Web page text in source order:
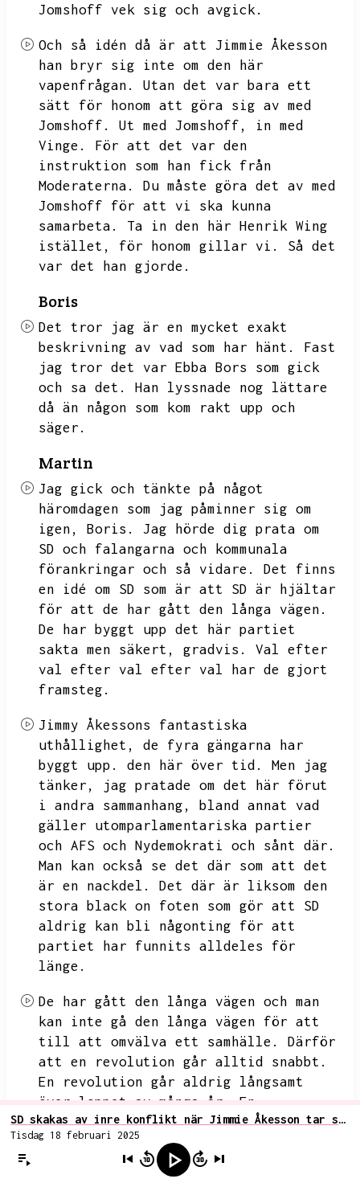
Jomshoff vek sig och avgick.
Och så idén då är att Jimmie Åkesson
han bryr sig inte om den här
vapenfrågan.
Utan det var bara ett
sätt för honom att göra sig av med
Jomshoff.
Ut med Jomshoff,
in med
Vinge.
För att det var den
instruktion som han fick från
Moderaterna.
Du måste göra det av med
Jomshoff för att vi ska kunna
samarbeta.
Ta in den här Henrik Wing
istället,
för honom gillar vi.
Så det
var det han gjorde.
Boris
Det tror jag är en mycket exakt
beskrivning av vad som har hänt.
Fast
jag tror det var Ebba Bors som gick
och sa det.
Han lyssnade nog lättare
då än någon som kom rakt upp och
säger.
Martin
Jag gick och tänkte på något
häromdagen som jag påminner sig om
igen,
Boris.
Jag hörde dig prata om
SD och falangarna och kommunala
förankringar och så vidare.
Det finns
en idé om SD som är att
SD är hjältar
för att de har gått den långa vägen.
De har byggt upp det här partiet
sakta men säkert,
gradvis.
Val efter
val efter val efter val har de gjort
framsteg.
Jimmy Åkessons fantastiska
uthållighet,
de fyra gängarna har
byggt upp.
den här över tid.
Men jag
tänker,
jag pratade om det här förut
i andra sammanhang,
bland annat vad
gäller utomparlamentariska partier
och AFS och Nydemokrati och sånt där.
Man kan också se det där som att det
är en nackdel.
Det där är liksom den
stora black on foten som gör att SD
aldrig kan bli någonting för att
partiet har funnits alldeles för
länge.
De har gått den långa vägen och man
kan inte gå den långa vägen för att
till att omvälva ett samhälle.
Därför
att en revolution går alltid snabbt.
En revolution går aldrig långsamt
över loppet av många år.
En
revolution är väldigt kort i tiden.
Den går väldigt snabbt.
sån här korrelat är att en revolution
SD skakas av inre konflikt när Jimmie Åkesson tar strid för att förbjuda vapen
Tisdag 18 februari 2025